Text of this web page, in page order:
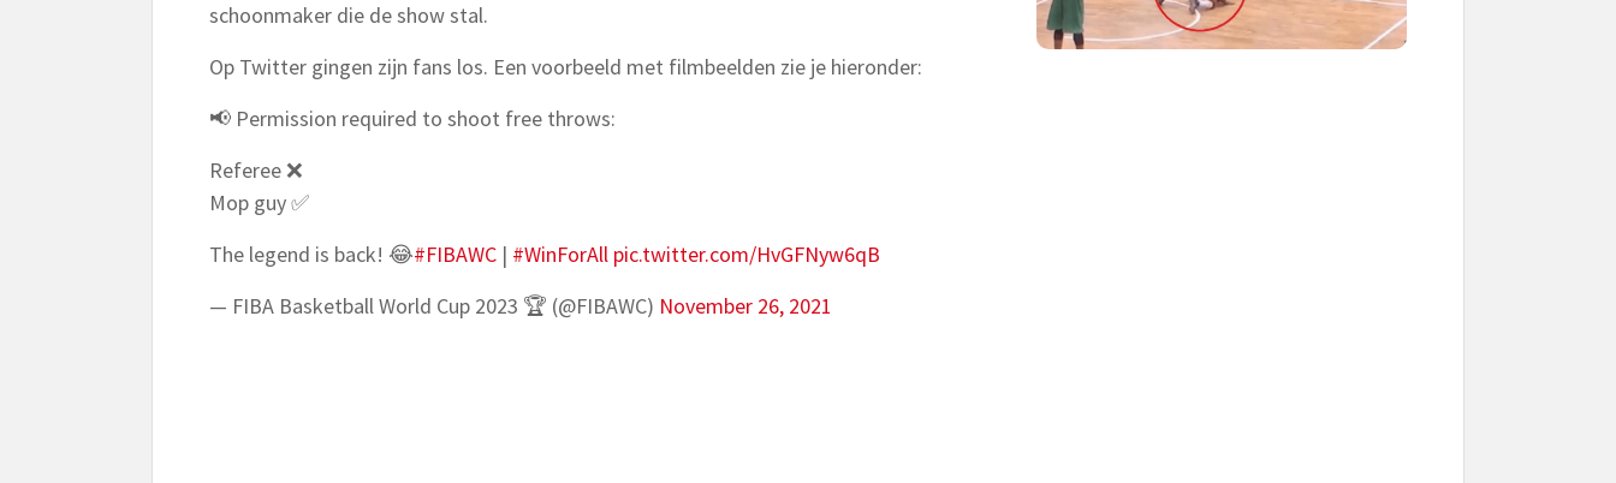
schoonmaker die de show stal.
Op Twitter gingen zijn fans los. Een voorbeeld met filmbeelden zie je hieronder:
📢 Permission required to shoot free throws:
Referee ❌
Mop guy ✅
The legend is back! 😂#FIBAWC | #WinForAll pic.twitter.com/HvGFNyw6qB
— FIBA Basketball World Cup 2023 🏆 (@FIBAWC) November 26, 2021